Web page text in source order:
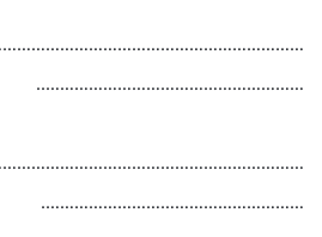
………………………………………………..
……………………………………………….